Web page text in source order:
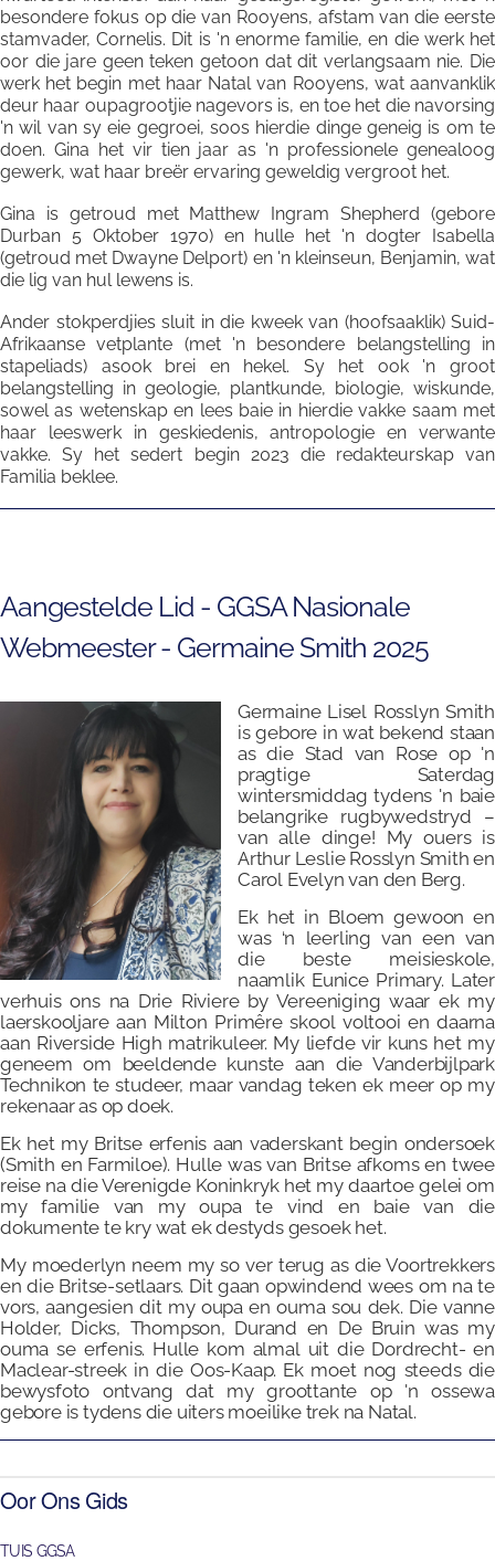
besondere fokus op die van Rooyens, afstam van die eerste
stamvader, Cornelis. Dit is 'n enorme familie, en die werk het
oor die jare geen teken getoon dat dit verlangsaam nie. Die
werk het begin met haar Natal van Rooyens, wat aanvanklik
deur haar oupagrootjie nagevors is, en toe het die navorsing
'n wil van sy eie gegroei, soos hierdie dinge geneig is om te
doen. Gina het vir tien jaar as 'n professionele genealoog
gewerk, wat haar breër ervaring geweldig vergroot het.
Gina is getroud met Matthew Ingram Shepherd (gebore
Durban 5 Oktober 1970) en hulle het 'n dogter Isabella
(getroud met Dwayne Delport) en 'n kleinseun, Benjamin, wat
die lig van hul lewens is.
Ander stokperdjies sluit in die kweek van (hoofsaaklik) Suid-
Afrikaanse vetplante (met 'n besondere belangstelling in
stapeliads) asook brei en hekel. Sy het ook 'n groot
belangstelling in geologie, plantkunde, biologie, wiskunde,
sowel as wetenskap en lees baie in hierdie vakke saam met
haar leeswerk in geskiedenis, antropologie en verwante
vakke. Sy het sedert begin 2023 die redakteurskap van
Familia beklee.
Aangestelde Lid - GGSA Nasionale
Webmeester - Germaine Smith 2025
Germaine Lisel Rosslyn Smith
is gebore in wat bekend staan
as die Stad van Rose op 'n
pragtige Saterdag
wintersmiddag tydens 'n baie
belangrike rugbywedstryd –
van alle dinge! My ouers is
Arthur Leslie Rosslyn Smith en
Carol Evelyn van den Berg.
Ek het in Bloem gewoon en
was ‘n leerling van een van
die beste meisieskole,
naamlik Eunice Primary. Later
verhuis ons na Drie Riviere by Vereeniging waar ek my
laerskooljare aan Milton Primêre skool voltooi en daarna
aan Riverside High matrikuleer. My liefde vir kuns het my
geneem om beeldende kunste aan die Vanderbijlpark
Technikon te studeer, maar vandag teken ek meer op my
rekenaar as op doek.
Ek het my Britse erfenis aan vaderskant begin ondersoek
(Smith en Farmiloe). Hulle was van Britse afkoms en twee
reise na die Verenigde Koninkryk het my daartoe gelei om
my familie van my oupa te vind en baie van die
dokumente te kry wat ek destyds gesoek het.
My moederlyn neem my so ver terug as die Voortrekkers
en die Britse-setlaars. Dit gaan opwindend wees om na te
vors, aangesien dit my oupa en ouma sou dek. Die vanne
Holder, Dicks, Thompson, Durand en De Bruin was my
ouma se erfenis. Hulle kom almal uit die Dordrecht- en
Maclear-streek in die Oos-Kaap. Ek moet nog steeds die
bewysfoto ontvang dat my groottante op 'n ossewa
gebore is tydens die uiters moeilike trek na Natal.
Oor Ons Gids
TUIS GGSA